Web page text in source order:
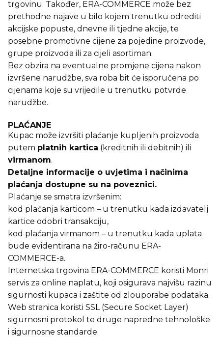
trgovinu. Također, ERA-COMMERCE može bez
prethodne najave u bilo kojem trenutku odrediti
akcijske popuste, dnevne ili tjedne akcije, te
posebne promotivne cijene za pojedine proizvode,
grupe proizvoda ili za cijeli asortiman.
Bez obzira na eventualne promjene cijena nakon
izvršene narudžbe, sva roba bit će isporučena po
cijenama koje su vrijedile u trenutku potvrde
narudžbe.
PLAĆANJE
Kupac može izvršiti plaćanje kupljenih proizvoda
putem platnih kartica (kreditnih ili debitnih) ili
virmanom.
Detaljne informacije o uvjetima i načinima
plaćanja dostupne su na poveznici.
Plaćanje se smatra izvršenim:
kod plaćanja karticom – u trenutku kada izdavatelj
kartice odobri transakciju,
kod plaćanja virmanom – u trenutku kada uplata
bude evidentirana na žiro-računu ERA-
COMMERCE-a.
Internetska trgovina ERA-COMMERCE koristi Monri
servis za online naplatu, koji osigurava najvišu razinu
sigurnosti kupaca i zaštite od zlouporabe podataka.
Web stranica koristi SSL (Secure Socket Layer)
sigurnosni protokol te druge napredne tehnološke
i sigurnosne standarde.